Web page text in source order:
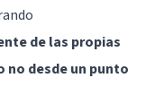
de las propias
desde un punto